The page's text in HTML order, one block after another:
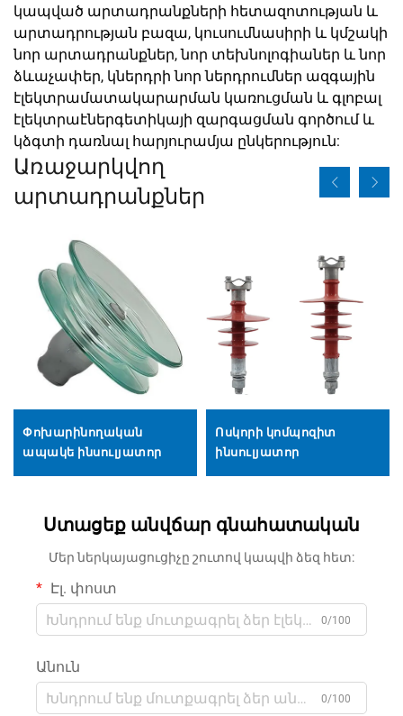
կապված արտադրանքների հետազոտության և
արտադրության բազա, կուսումնասիրի և կմշակի
նոր արտադրանքներ, նոր տեխնոլոգիաներ և նոր
ձևաչափեր, կներդրի նոր ներդրումներ ազգային
էլեկտրամատակարարման կառուցման և գլոբալ
էլեկտրաէներգետիկայի զարգացման գործում և
կձգտի դառնալ հարյուրամյա ընկերություն:
Առաջարկվող
արտադրանքներ
Փոխարինողական
ապակե ինսուլյատոր
Ոսկորի կոմպոզիտ
ինսուլյատոր
Ստացեք անվճար գնահատական
Մեր ներկայացուցիչը շուտով կապվի ձեզ հետ:
Էլ. փոստ
0/100
Անուն
0/100